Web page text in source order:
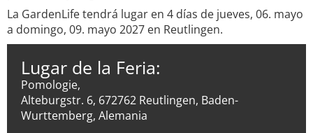
La GardenLife tendrá lugar en 4 días de jueves, 06. mayo
a domingo, 09. mayo 2027 en Reutlingen.
Lugar de la Feria:
Pomologie,
Alteburgstr. 6, 672762 Reutlingen, Baden-
Wurttemberg, Alemania